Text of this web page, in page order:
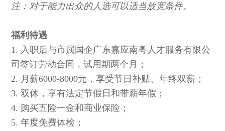
注：对于能力出众的人选可以适当放宽条件。
福利待遇
1. 入职后与市属国企广东嘉应南粤人才服务有限公
司签订劳动合同，试用期两个月；
2. 月薪6000-8000元，享受节日补贴、年终双薪；
3. 双休，享有法定节假日和带薪年假；
4. 购买五险一金和商业保险；
5. 年度免费体检；